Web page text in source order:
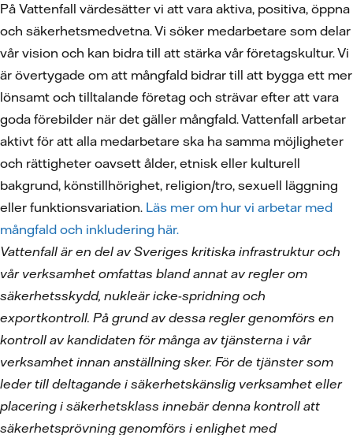
På Vattenfall värdesätter vi att vara aktiva, positiva, öppna
och säkerhetsmedvetna. Vi söker medarbetare som delar
vår vision och kan bidra till att stärka vår företagskultur. Vi
är övertygade om att mångfald bidrar till att bygga ett mer
lönsamt och tilltalande företag och strävar efter att vara
goda förebilder när det gäller mångfald. Vattenfall arbetar
aktivt för att alla medarbetare ska ha samma möjligheter
och rättigheter oavsett ålder, etnisk eller kulturell
bakgrund, könstillhörighet, religion/tro, sexuell läggning
eller funktionsvariation. Läs mer om hur vi arbetar med
mångfald och inkludering här.
Vattenfall är en del av Sveriges kritiska infrastruktur och
vår verksamhet omfattas bland annat av regler om
säkerhetsskydd, nukleär icke-spridning och
exportkontroll. På grund av dessa regler genomförs en
kontroll av kandidaten för många av tjänsterna i vår
verksamhet innan anställning sker. För de tjänster som
leder till deltagande i säkerhetskänslig verksamhet eller
placering i säkerhetsklass innebär denna kontroll att
säkerhetsprövning genomförs i enlighet med